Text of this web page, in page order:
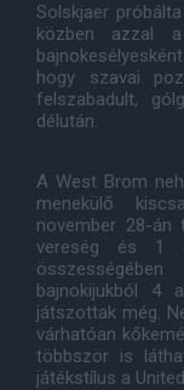
Solskjaer
közben azzal
hogy szavai
felszabadult,
délután.
A West Brom
menekülő
november 28-
vereség és 1
bajnokijukból 4
játszottak még.
várhatóan
többször is
játékstílus a